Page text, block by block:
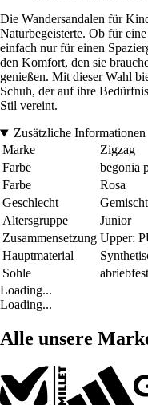
Die Wandersandalen für
Naturbegeisterte. Ob für
einfach nur für einen
den Komfort, den sie
genießen. Mit dieser Wahl
Schuh, der auf ihre
Stil vereint.
Zusätzliche Informationen
Marke
Zigzag
Farbe
begonia
Farbe
Rosa
Geschlecht
Gemischt
Altersgruppe
Junior
Zusammensetzung Upper:
Hauptmaterial
Sohle
Loading...
Loading...
Alle unsere